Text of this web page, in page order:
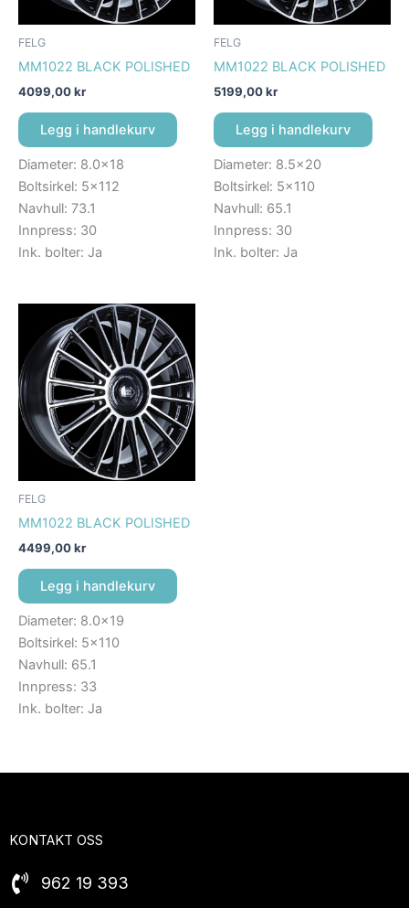
FELG
MM1022 BLACK POLISHED
4099,00kr
Legg i handlekurv
Diameter: 8.0×18
Boltsirkel: 5×112
Navhull: 73.1
Innpress: 30
Ink. bolter: Ja
FELG
MM1022 BLACK POLISHED
5199,00kr
Legg i handlekurv
Diameter: 8.5×20
Boltsirkel: 5×110
Navhull: 65.1
Innpress: 30
Ink. bolter: Ja
FELG
MM1022 BLACK POLISHED
4499,00kr
Legg i handlekurv
Diameter: 8.0×19
Boltsirkel: 5×110
Navhull: 65.1
Innpress: 33
Ink. bolter: Ja
KONTAKT OSS
962 19 393